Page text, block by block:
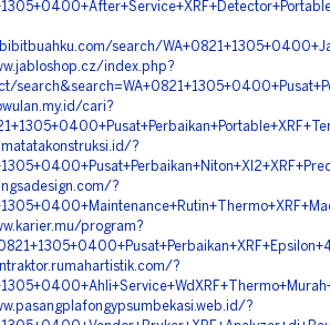
search/
index.php?
cari?
?
?
program?
?
?